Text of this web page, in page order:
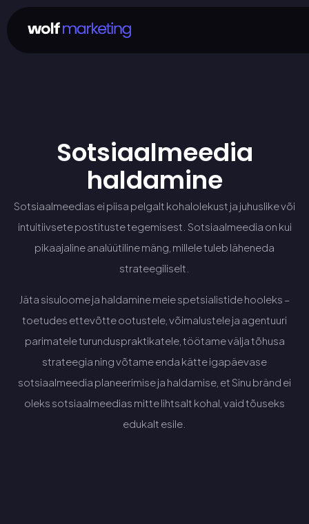
Sotsiaalmeedia
haldamine
Sotsiaalmeedias ei piisa pelgalt kohalolekust ja juhuslike või
intuitiivsete postituste tegemisest. Sotsiaalmeedia on kui
pikaajaline analüütiline mäng, millele tuleb läheneda
strateegiliselt.
Jäta sisuloome ja haldamine meie spetsialistide hooleks –
toetudes ettevõtte ootustele, võimalustele ja agentuuri
parimatele turunduspraktikatele, töötame välja tõhusa
strateegia ning võtame enda kätte igapäevase
sotsiaalmeedia planeerimise ja haldamise, et Sinu bränd ei
oleks sotsiaalmeedias mitte lihtsalt kohal, vaid tõuseks
edukalt esile.